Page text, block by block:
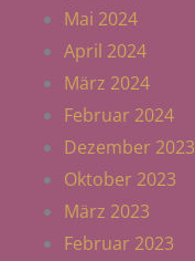
Mai 2024
April 2024
März 2024
Februar 2024
Dezember 2023
Oktober 2023
März 2023
Februar 2023